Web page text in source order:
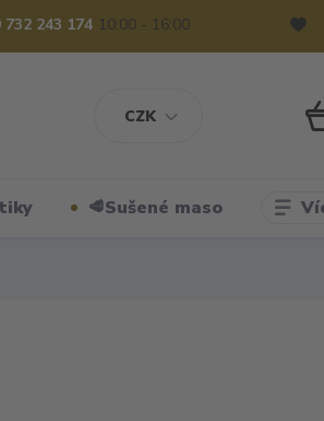
CZK
732 243 174 10:00 - 16:00
🥩Sušené maso